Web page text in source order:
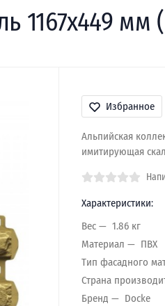
1167х449 мм
Избранное
Альпийская
имитирующая
Характеристики:
Вес
1.86 кг
Материал
ПВХ
Тип фасадного
Страна
Бренд
Docke